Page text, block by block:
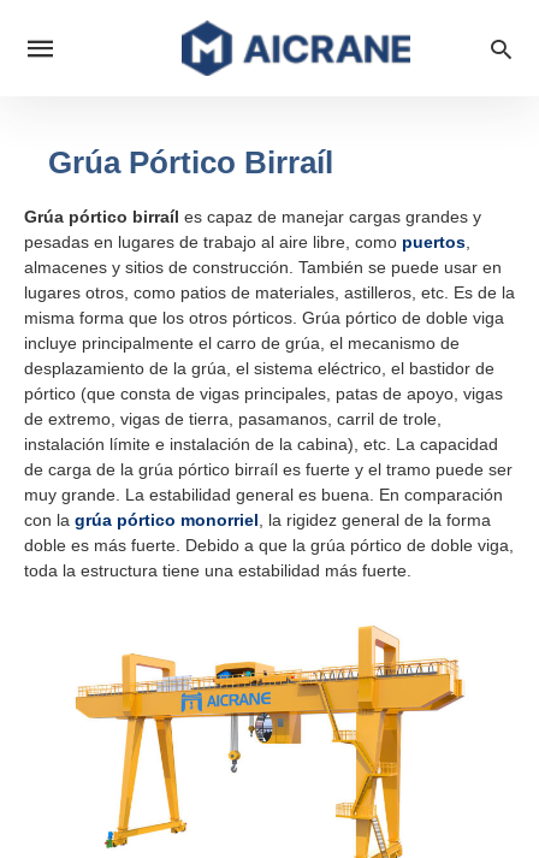
Grúa Pórtico Birraíl
Grúa pórtico birraíl es capaz de manejar cargas grandes y
pesadas en lugares de trabajo al aire libre, como puertos
almacenes y sitios de construcción. También se puede usar en
lugares otros, como patios de materiales, astilleros, etc. Es de la
misma forma que los otros pórticos. Grúa pórtico de doble viga
incluye principalmente el carro de grúa, el mecanismo de
desplazamiento de la grúa, el sistema eléctrico, el bastidor de
pórtico (que consta de vigas principales, patas de apoyo, vigas
de extremo, vigas de tierra, pasamanos, carril de trole,
instalación límite e instalación de la cabina), etc. La capacidad
de carga de la grúa pórtico birraíl es fuerte y el tramo puede ser
muy grande. La estabilidad general es buena. En comparación
con la grúa pórtico monorriel , la rigidez general de la forma
doble es más fuerte. Debido a que la grúa pórtico de doble viga,
toda la estructura tiene una estabilidad más fuerte.